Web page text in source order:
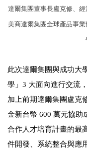
達爾集團董事長盧克修、
美商達爾集團全球產品事
此次達爾集團與成功大
學」3 大面向進行交流
加上前期達爾集團盧克
金新台幣 600 萬元協助
合作人才培育計畫的最
件開發、系統整合與應